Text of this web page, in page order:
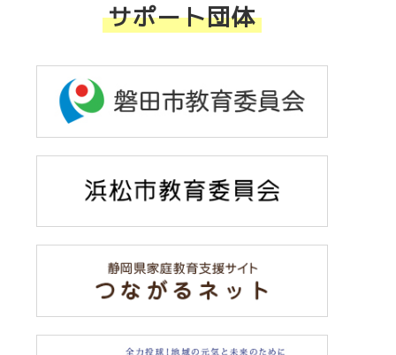
サポート団体